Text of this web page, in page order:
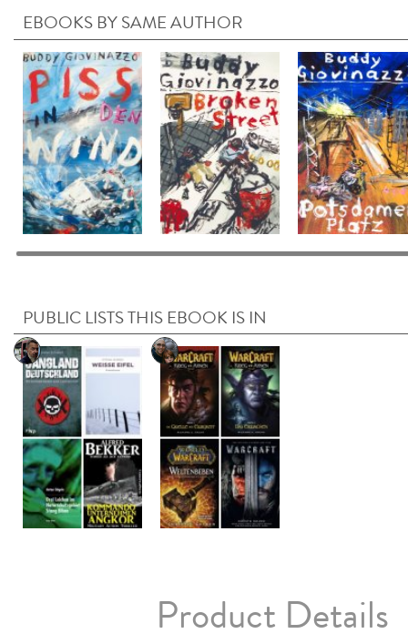
EBOOKS BY SAME AUTHOR
PUBLIC LISTS THIS EBOOK IS IN
Product Details